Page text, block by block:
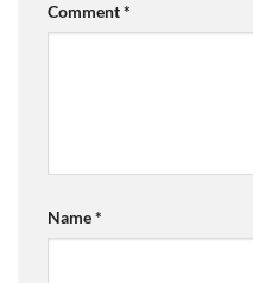
Comment*
Name*